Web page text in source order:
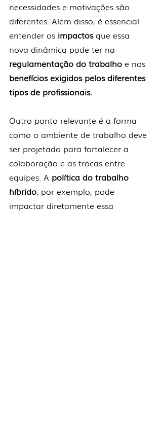
necessidades e motivações são
diferentes. Além disso, é essencial
entender os impactos que essa
nova dinâmica pode ter na
regulamentação do trabalho e nos
benefícios exigidos pelos diferentes
tipos de profissionais.
Outro ponto relevante é a forma
como o ambiente de trabalho deve
ser projetado para fortalecer a
colaboração e as trocas entre
equipes. A política do trabalho
híbrido, por exemplo, pode
impactar diretamente essa